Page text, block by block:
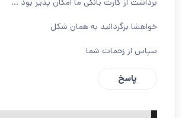
برداشت از کارت بانکی ما امکان پذیر بود …
خواهشا برگردانید به همان شکل
سپاس از زحمات شما
پاسخ